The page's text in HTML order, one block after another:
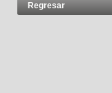
Regresar